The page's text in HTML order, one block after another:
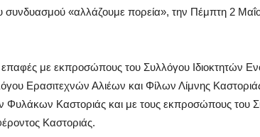
συνδυασμού «αλλάζουμε πορεία», την Πέμπτη 2
με εκπροσώπους του Συλλόγου Ιδιοκτητών
Ερασιτεχνών Αλιέων και Φίλων Λίμνης
Καστοριάς και με τους εκπροσώπους του
Καστοριάς.